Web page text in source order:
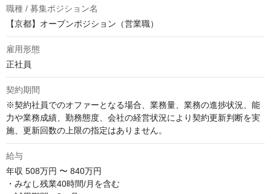
職種 / 募集ポジション名
【京都】オープンポジション（営業職）
雇用形態
正社員
契約期間
※契約社員でのオファーとなる場合、業務量、業務の進捗状況、能
力や業務成績、勤務態度、会社の経営状況により契約更新判断を実
施、更新回数の上限の指定はありません。
給与
年収 508万円 〜 840万円
・みなし残業40時間/月を含む